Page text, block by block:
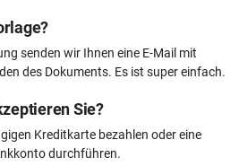
senden wir Ihnen eine E-Mail mit
des Dokuments. Es ist super einfach.
Sie?
Kreditkarte bezahlen oder eine
durchführen.